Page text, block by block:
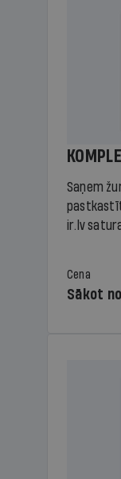
Saņem
ir.lv
Cena
Sākot